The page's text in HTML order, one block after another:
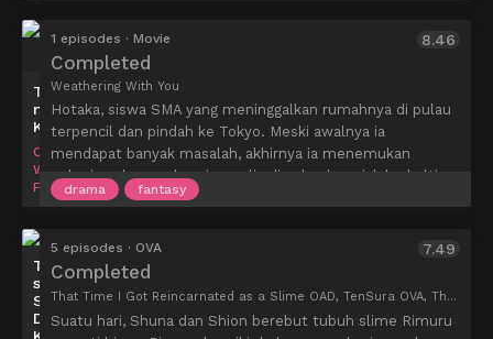
Tenki
no
Ko
CoMix
Wave
Films
1 episodes · Movie
Completed
Weathering With You
8.46
Hotaka, siswa SMA yang meninggalkan rumahnya di pulau
terpencil dan pindah ke Tokyo. Meski awalnya ia
mendapat banyak masalah, akhirnya ia menemukan
pekerjaan baru sebagai penulis di sebuah majalah okultis.
Suatu hari, di sudut kota yang padat dan sibuk, Hotaka
memiliki kekuatan misterius yang dapat menghentikan
hujan dan membuat cuaca cerah.
drama fantasy
Tensei
shitara
Slime
Datta
5 episodes · OVA
Completed
That Time I Got Reincarnated as a Slime OAD, TenSura OVA, That Time I Got Reincarnated as a Slime OVA, Tensei shitara Slime Datta Ken Gaiden, That Time I Got Reincarnated as a Slime Extra, 転生したらスライムだった件 OVA
7.49
Suatu hari, Shuna dan Shion berebut tubuh slime Rimuru